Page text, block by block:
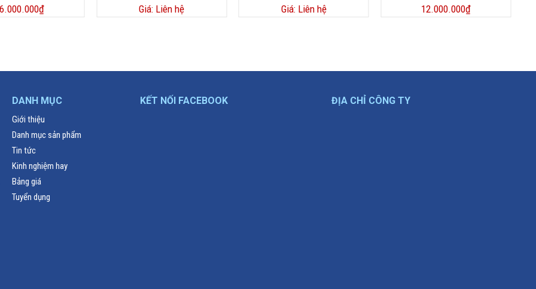
₫ Giá: Liên hệ Giá: Liên hệ 12.000.000₫
DANH MỤC
Giới thiệu
Danh mục sản phẩm
Tin tức
Kinh nghiệm hay
Bảng giá
Tuyển dụng
KẾT NỐI FACEBOOK ĐỊA CHỈ CÔNG TY